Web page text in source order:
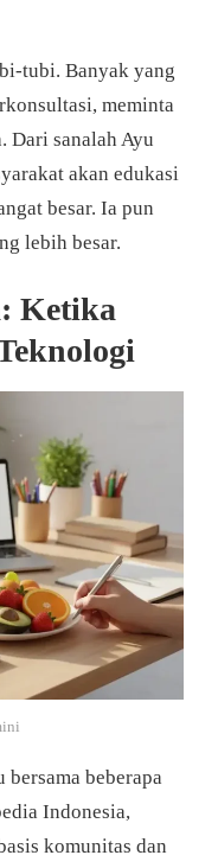
tubi. Banyak yang
meminta
Dari sanalah Ayu
akan edukasi
besar. Ia pun
lebih besar.
Ketika
beberapa
Indonesia,
komunitas dan